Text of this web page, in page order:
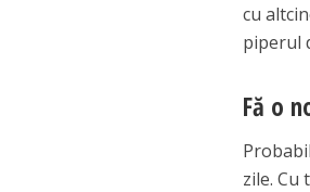
cu
piperul
Fă o
zile. Cu